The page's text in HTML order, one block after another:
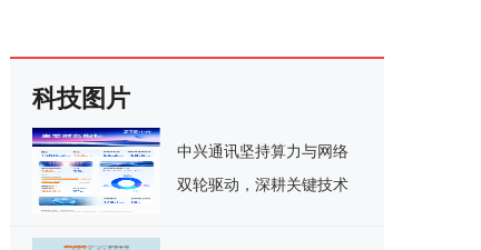
科技图片
中兴通讯坚持算力与网络
双轮驱动，深耕关键技术